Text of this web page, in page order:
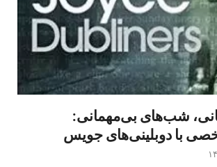
شب‌های بی‌مهمانی:
با دوبلینی‌های جویس